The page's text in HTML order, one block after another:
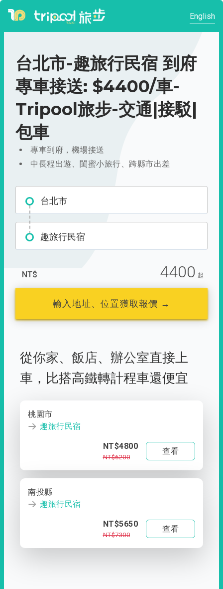
English
台北市-趣旅行民宿 到府
專車接送: $4400/車-
Tripool旅步-交通|接駁|
包車
專車到府，機場接送
中長程出遊、閨蜜小旅行、跨縣市出差
台北市
趣旅行民宿
NT$ 4400 起
輸入地址、位置獲取報價 →
從你家、 飯店、 辦公室直接上
車， 比搭高鐵轉計程車還便宜
桃園市
趣旅行民宿
NT$4800
NT$6200
查看
南投縣
趣旅行民宿
NT$5650
NT$7300
查看